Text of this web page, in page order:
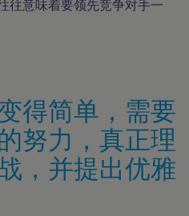
往意味着要领先竞争对手一
得简单，需要
努力，真正理
，并提出优雅